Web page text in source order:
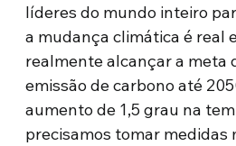
líderes do mundo inteiro
a mudança climática é real
realmente alcançar a meta
emissão de carbono até
aumento de 1,5 grau na
precisamos tomar medidas